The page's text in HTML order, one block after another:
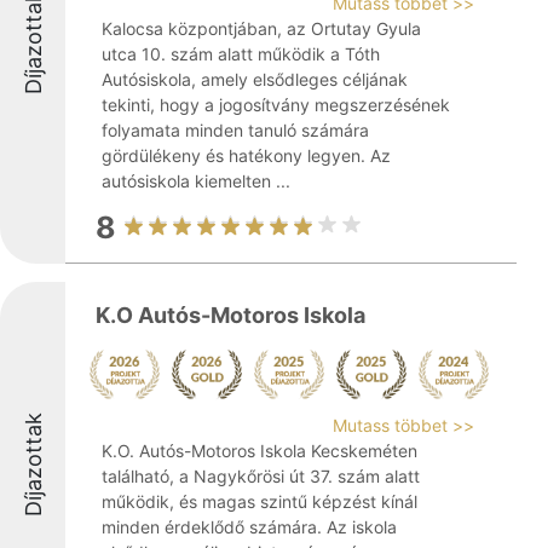
Díjazottak
Kalocsa központjában, az Ortutay Gyula
utca 10. szám alatt működik a Tóth
Autósiskola, amely elsődleges céljának
tekinti, hogy a jogosítvány megszerzésének
folyamata minden tanuló számára
gördülékeny és hatékony legyen. Az
autósiskola kiemelten ...
8
Díjazottak
K.O Autós-Motoros Iskola
Mutass többet >>
K.O. Autós-Motoros Iskola Kecskeméten
található, a Nagykőrösi út 37. szám alatt
működik, és magas szintű képzést kínál
minden érdeklődő számára. Az iskola